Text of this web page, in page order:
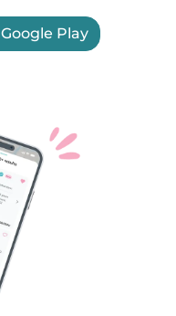
Google Play